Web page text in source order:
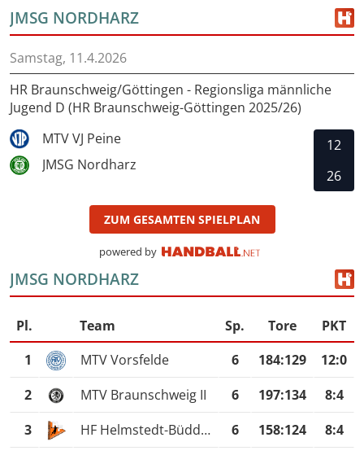
JMSG NORDHARZ
Samstag, 11.4.2026
HR Braunschweig/Göttingen - Regionsliga männliche
Jugend D (HR Braunschweig-Göttingen 2025/26)
MTV VJ Peine
JMSG Nordharz
12
26
ZUM GESAMTEN SPIELPLAN
powered by
JMSG NORDHARZ
Pl. Team Sp. Tore
PKT
1
MTV Vorsfelde 6 184:129
12:0
2
MTV Braunschweig II 6 197:134
8:4
3
HF Helmstedt-Büddenstedt 6 158:124
8:4